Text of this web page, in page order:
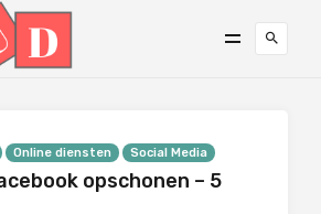
Online diensten Social Media
opschonen – 5